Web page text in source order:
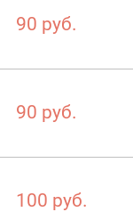
90 руб.
90 руб.
100 руб.